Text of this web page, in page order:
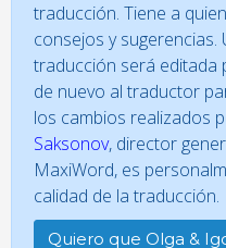
traducción. Tiene a
consejos y sugerencias.
traducción será editada
de nuevo al traductor
los cambios realizados
Saksonov, director
MaxiWord, es
calidad de la traducción.
Quiero que Olga &